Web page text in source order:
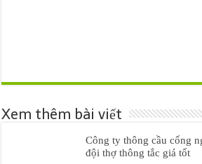
Xem thêm bài viết
Công ty thông cầu cống
đội thợ thông tắc giá tốt